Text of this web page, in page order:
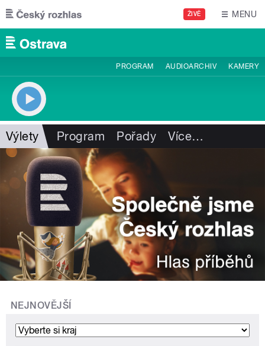
Přejít k hlavnímu obsahu
ŽIVĚ MENU
PROGRAM AUDIOARCHIV KAMERY
Výlety Program Pořady Více…
NEJNOVĚJŠÍ